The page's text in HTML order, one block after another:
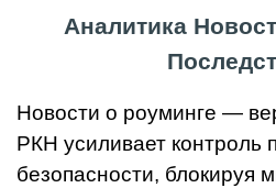
Аналитика
Новости о роуминге —
РКН усиливает контроль
безопасности, блокируя